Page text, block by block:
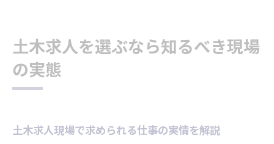
土木求人を選ぶなら知るべき現場
の実態
土木求人現場で求められる仕事の実情を解説